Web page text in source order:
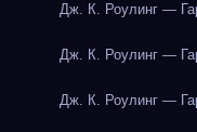
Дж. К. Роулинг —
Дж. К. Роулинг —
Дж. К. Роулинг —